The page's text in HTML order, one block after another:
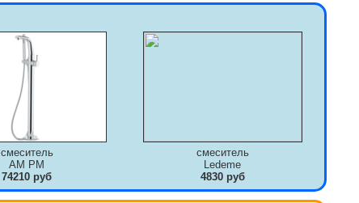
смеситель
AM PM
74210 руб
смеситель
Ledeme
4830 руб